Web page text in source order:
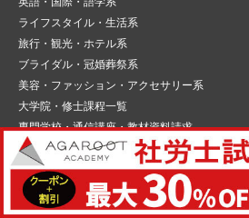
ライフスタイル・生活系
旅行・観光・ホテル系
ブライダル・冠婚葬祭系
美容・ファッション・アクセサリー系
大学院・修士課程一覧
専門学校・通信講座・教材資料請求
資格広場 人気記事
アガルートの司法試験・予備試験講座の評判
社とも比較